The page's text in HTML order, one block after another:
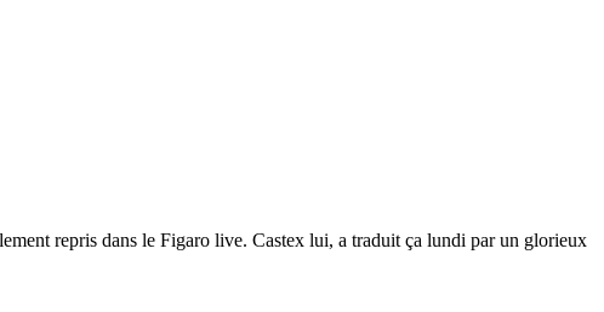
repris dans le Figaro live. Castex lui, a traduit ça lundi par un glorieux